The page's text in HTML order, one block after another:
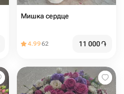
Мишка сердце
4.9962 11 000֏